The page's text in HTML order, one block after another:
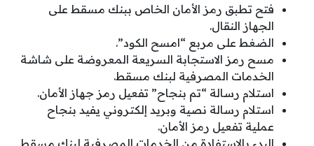
فتح تطبق رمز الأمان الخاص ببنك مسقط على
الجهاز النقال.
الضغط على مربع “امسح الكود”.
مسح رمز الاستجابة السريعة المعروضة على شاشة
الخدمات المصرفية لبنك مسقط.
استلام رسالة “تم بنجاح” تفعيل رمز جهاز الأمان.
استلام رسالة نصية وبريد إلكتروني يفيد بنجاح
عملية تفعيل رمز الأمان.
البدء بالاستفادة من الخدمات المصرفية لبنك مسقط